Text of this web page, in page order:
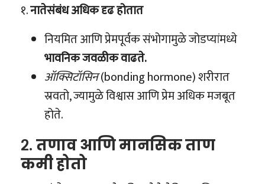
१.नातेसंबंध अधिक दृढ होतात
नियमित आणि प्रेमपूर्वक संभोगामुळे जोडप्यांमध्ये
भावनिक जवळीक वाढते.
ऑक्सिटॉसिन(bonding hormone) शरीरात
स्रवतो, ज्यामुळे विश्वास आणि प्रेम अधिक मजबूत
होते.
२. तणाव आणि मानसिक ताण
कमी होतो